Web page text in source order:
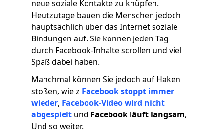
neue soziale Kontakte zu knüpfen.
Heutzutage bauen die Menschen jedoch
hauptsächlich über das Internet soziale
Bindungen auf. Sie können jeden Tag
durch Facebook-Inhalte scrollen und viel
Spaß dabei haben.
Manchmal können Sie jedoch auf Haken
stoßen, wie z Facebook stoppt immer
wieder, Facebook-Video wird nicht
abgespielt und Facebook läuft langsam,
Und so weiter.